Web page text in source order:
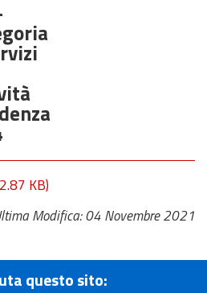
KB)
Modifica: 04 Novembre 2021
questo sito: